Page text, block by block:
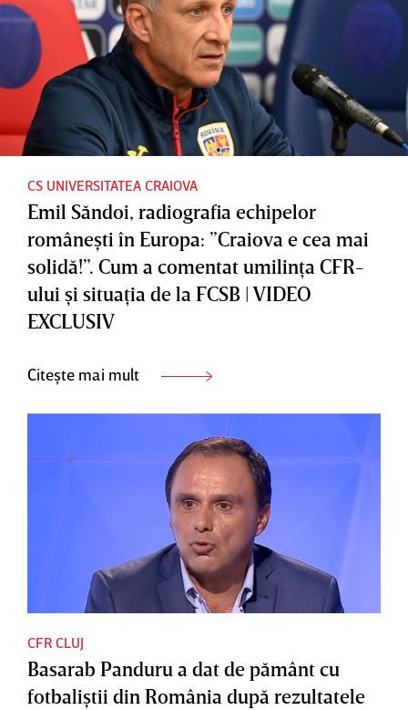
CS UNIVERSITATEA CRAIOVA
Emil Săndoi, radiografia echipelor
româneşti în Europa: ”Craiova e cea mai
solidă!”. Cum a comentat umilinţa CFR-
ului şi situaţia de la FCSB | VIDEO
EXCLUSIV
Citește mai mult
CFR CLUJ
Basarab Panduru a dat de pământ cu
fotbaliştii din România după rezultatele